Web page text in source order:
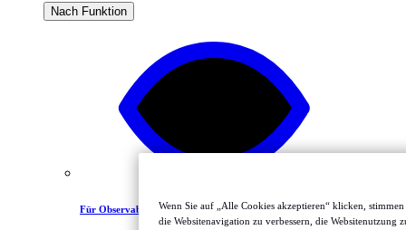
Nach Funktion
Für Observability-ProfisWenn Sie auf „Alle Cookies akzeptieren“ klicken,
die Websitenavigation zu verbessern, die